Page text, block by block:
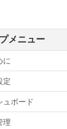
メニュー
に
定
ュボード
理